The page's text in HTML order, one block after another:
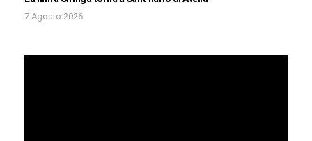
7 Agosto 2026